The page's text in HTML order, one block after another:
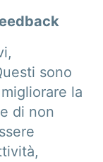
sono
la
di non